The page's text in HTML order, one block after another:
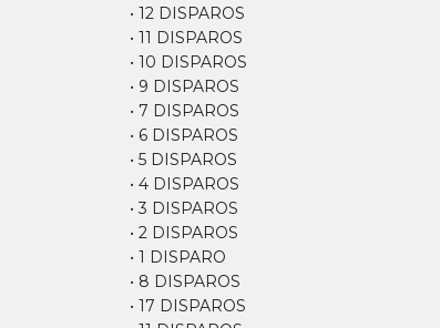
• 12 DISPAROS
• 11 DISPAROS
• 10 DISPAROS
• 9 DISPAROS
• 7 DISPAROS
• 6 DISPAROS
• 5 DISPAROS
• 4 DISPAROS
• 3 DISPAROS
• 2 DISPAROS
• 1 DISPARO
• 8 DISPAROS
• 17 DISPAROS